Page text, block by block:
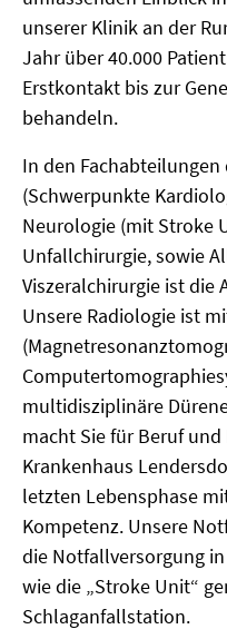
unserer Klinik an der
Jahr über 40.000
Erstkontakt bis zur
behandeln.
In den
(Schwerpunkte
Neurologie (mit Stroke
Unfallchirurgie, sowie
Viszeralchirurgie ist die
Unsere Radiologie ist
multidisziplinäre
macht Sie für Beruf
Krankenhaus
letzten Lebensphase
Kompetenz. Unsere
die Notfallversorgung
wie die „Stroke Unit“
Schlaganfallstation.